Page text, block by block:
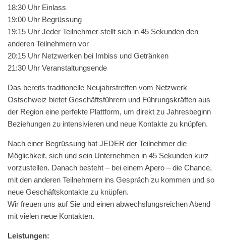
18:30 Uhr Einlass
19:00 Uhr Begrüssung
19:15 Uhr Jed­er Teil­nehmer stellt sich in 45 Sekun­den den
anderen Teil­nehmern vor
20:15 Uhr Net­zw­erken bei Imbiss und Getränken
21:30 Uhr Veranstaltungsende
Das bere­its tra­di­tionelle Neu­jahrstr­e­f­fen vom Net­zw­erk
Ostschweiz bietet Geschäfts­führern und Führungskräften aus
der Region eine per­fek­te Plat­tform, um direkt zu Jahres­be­ginn
Beziehun­gen zu inten­sivieren und neue Kon­tak­te zu knüpfen.
Nach ein­er Begrüs­sung hat JEDER der Teil­nehmer die
Möglichkeit, sich und sein Unternehmen in 45 Sekun­den kurz
vorzustellen. Danach beste­ht – bei einem Apero – die Chance,
mit den anderen Teil­nehmern ins Gespräch zu kom­men und so
neue Geschäft­skon­tak­te zu knüpfen.
Wir freuen uns auf Sie und einen abwech­slungsre­ichen Abend
mit vie­len neue Kontakten.
Leis­tun­gen: